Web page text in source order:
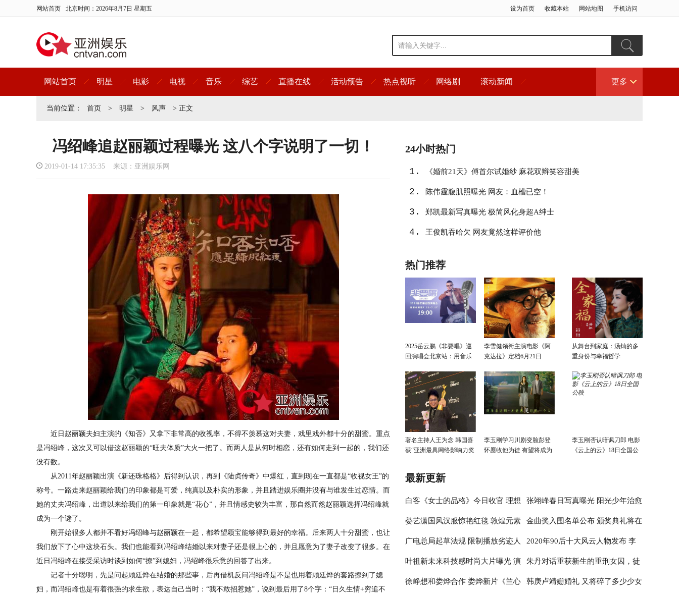
网站首页 北京时间： 2026年8月7日 星期五 设为首页 收藏本站 网站地图 手机访问
网站首页 明星 电影 电视 音乐 综艺 直播在线 活动预告 热点视听 网络剧 滚动新闻 更多
当前位置： 首页 > 明星 > 风声 > 正文
冯绍峰追赵丽颖过程曝光 这八个字说明了一切！
2019-01-14 17:35:35 来源：亚洲娱乐网
近日 赵丽颖夫妇主演的《知否》又拿下非常高的收视率，不得不羡慕这对夫妻，戏里戏外都十分的甜蜜。重点
是冯绍峰，这次又可以借这赵丽颖的“旺夫体质”大火一把了。而两人是从何时相恋，还有如何走到一起的，我们还
没有数。
从2011年赵丽颖出演《新还珠格格》后得到认识，再到《陆贞传奇》中爆红，直到现在一直都是“收视女王”的
称号。一路走来赵丽颖给我们的印象都是可爱，纯真以及朴实的形象，并且踏进娱乐圈并没有与谁发生过恋情。而
她的丈夫冯绍峰，出道以来给我们的第一印象就是“花心”，并且情感史较为丰富，那自然而然赵丽颖选择冯绍峰就
成为一个谜了。
刚开始很多人都并不看好冯绍峰与赵丽颖在一起，都希望颖宝能够得到最好的幸福。后来两人十分甜蜜，也让
我们放下了心中这块石头。我们也能看到冯绍峰结婚以来对妻子还是很上心的，并且愿意为了妻子改变了很多。在
近日冯绍峰在接受采访时谈到如何“撩”到媳妇，冯绍峰很乐意的回答了出来。
记者十分聪明，先是问起顾廷烨在结婚的那些事，后再借机反问冯绍峰是不是也用着顾廷烨的套路撩到了媳
妇，而冯绍峰也是有着很强的求生欲，表达自己当时：“我不敢招惹她”，说到最后用了8个字：“日久生情+穷追不
24小时热门
1. 《婚前21天》傅首尔试婚纱 麻花双辫笑容甜美
2. 陈伟霆腹肌照曝光 网友：血槽已空！
3. 郑凯最新写真曝光 极简风化身超A绅士
4. 王俊凯吞哈欠 网友竟然这样评价他
热门推荐
2025岳云鹏《非要唱》巡
回演唱会北京站：用音乐
李雪健领衔主演电影《阿
克达拉》定档6月21日
从舞台到家庭：汤灿的多
重身份与幸福哲学
著名主持人王为念 韩国喜
获“亚洲最具网络影响力奖
李玉刚学习川剧变脸彭登
怀愿收他为徒 有望将成为
李玉刚否认暗讽刀郎 电影
《云上的云》18日全国公
最新更新
白客《女士的品格》今日收官 理想
伴侣程梁温暖治愈
张翊峰春日写真曝光 阳光少年治愈
感满满
娄艺潇国风汉服惊艳红毯 敦煌元素
彰显时尚包容性
金曲奖入围名单公布 颁奖典礼将在
台北小巨蛋举行
广电总局起草法规 限制播放劣迹人
员参与的节目
2020年90后十大风云人物发布 李
子柒居首李佳琦辛有志纷纷入围
叶祖新未来科技感时尚大片曝光 演
绎春日太阳男神
朱丹对话重获新生的重刑女囚，徒
步20公里亲历深山医疗
徐峥想和娄烨合作 娄烨新片《兰心 韩庚卢靖姗婚礼 又将碎了多少少女